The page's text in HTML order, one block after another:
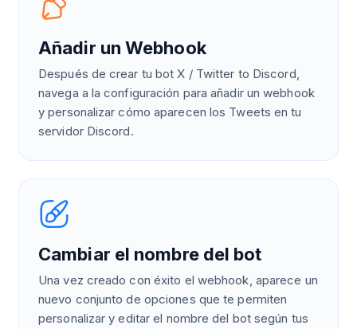
Añadir un Webhook
Después de crear tu bot X / Twitter to Discord,
navega a la configuración para añadir un webhook
y personalizar cómo aparecen los Tweets en tu
servidor Discord.
Cambiar el nombre del bot
Una vez creado con éxito el webhook, aparece un
nuevo conjunto de opciones que te permiten
personalizar y editar el nombre del bot según tus